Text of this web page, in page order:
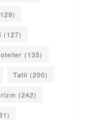
(127)
oteller (135)
Tatil (200)
(242)